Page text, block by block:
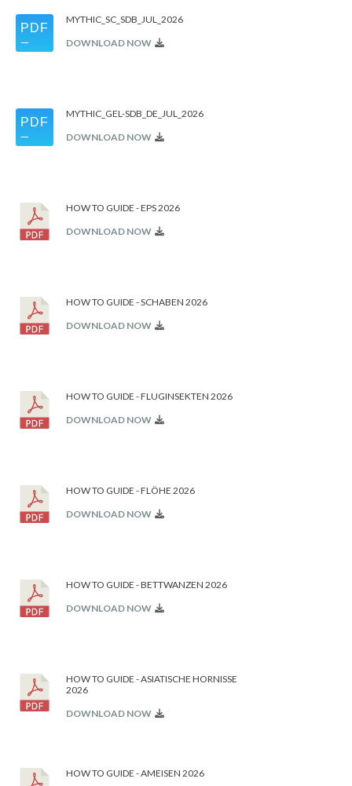
MYTHIC_SC_SDB_JUL_2026
DOWNLOAD NOW
MYTHIC_GEL-SDB_DE_JUL_2026
DOWNLOAD NOW
HOW TO GUIDE - EPS 2026
DOWNLOAD NOW
HOW TO GUIDE - SCHABEN 2026
DOWNLOAD NOW
HOW TO GUIDE - FLUGINSEKTEN 2026
DOWNLOAD NOW
HOW TO GUIDE - FLÖHE 2026
DOWNLOAD NOW
HOW TO GUIDE - BETTWANZEN 2026
DOWNLOAD NOW
HOW TO GUIDE - ASIATISCHE HORNISSE
2026
DOWNLOAD NOW
HOW TO GUIDE - AMEISEN 2026